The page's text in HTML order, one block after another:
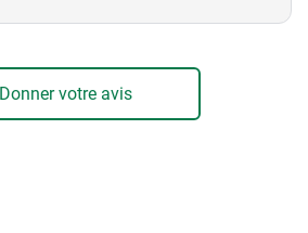
Donner votre avis